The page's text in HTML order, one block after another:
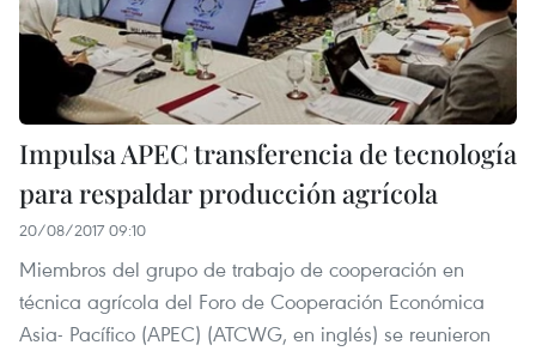
Impulsa APEC transferencia de tecnología
para respaldar producción agrícola
20/08/2017 09:10
Miembros del grupo de trabajo de cooperación en
técnica agrícola del Foro de Cooperación Económica
Asia- Pacífico (APEC) (ATCWG, en inglés) se reunieron